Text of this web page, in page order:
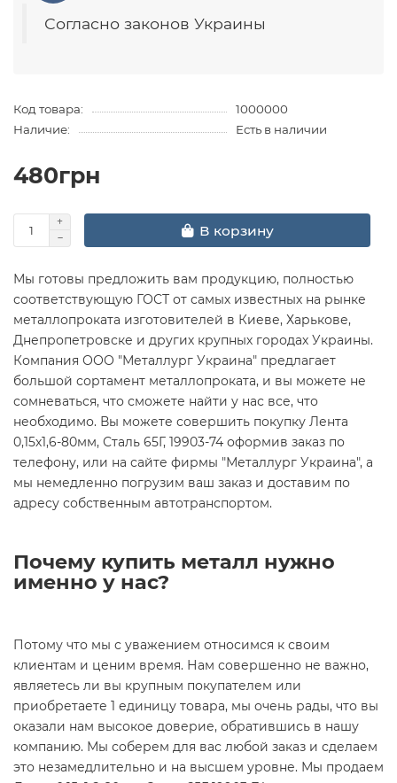
Согласно законов Украины
Код товара:
1000000
Наличие:
Есть в наличии
480грн
В корзину
Мы готовы предложить вам продукцию, полностью
соответствующую ГОСТ от самых известных на рынке
металлопроката изготовителей в Киеве, Харькове,
Днепропетровске и других крупных городах Украины.
Компания ООО "Металлург Украина" предлагает
большой сортамент металлопроката, и вы можете не
сомневаться, что сможете найти у нас все, что
необходимо. Вы можете совершить покупку Лента
0,15х1,6-80мм, Сталь 65Г, 19903-74 оформив заказ по
телефону, или на сайте фирмы "Металлург Украина", а
мы немедленно погрузим ваш заказ и доставим по
адресу собственным автотранспортом.
Почему купить металл нужно
именно у нас?
Потому что мы с уважением относимся к своим
клиентам и ценим время. Нам совершенно не важно,
являетесь ли вы крупным покупателем или
приобретаете 1 единицу товара, мы очень рады, что вы
оказали нам высокое доверие, обратившись в нашу
компанию. Мы соберем для вас любой заказ и сделаем
это незамедлительно и на высшем уровне. Мы продаем